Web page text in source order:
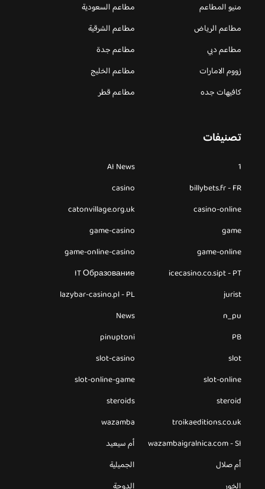
منيو المطاعم
مطاعم السعودية
مطاعم الرياض
مطاعم الشرقية
مطاعم دبي
مطاعم جدة
زووم الامارات
مطاعم الخليج
كافيهات جده
مطاعم قطر
تصنيفات
1
AI News
billybets.fr - FR
casino
casino-online
catonvillage.org.uk
game
game-casino
game-online
game-online-casino
icecasino.co.sipt - PT
IT Образование
jurist
lazybar-casino.pl - PL
n_pu
News
PB
pinuptoni
slot
slot-casino
slot-online
slot-online-game
steroid
steroids
troikaeditions.co.uk
wazamba
wazambaigralnica.com - SI
أم سيعيد
أم صلال
الجميلية